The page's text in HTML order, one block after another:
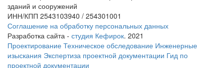
зданий и сооружений
ИНН/КПП 2543103940 / 254301001
Соглашение на обработку персональных данных
Разработка сайта - студия Кефирок. 2021
Проектирование Техническое обследование Инженерные
изыскания Экспертиза проектной документации Гид по
проектной документации